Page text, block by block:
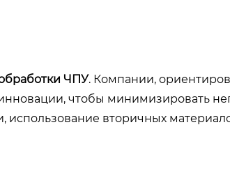
ЧПУ. Компании,
чтобы минимизировать
использование вторичных